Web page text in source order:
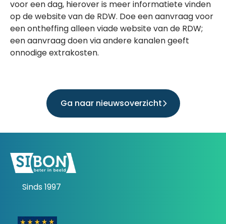
voor een dag, hierover is meer informatiete vinden
op de website van de RDW. Doe een aanvraag voor
een ontheffing alleen viade website van de RDW;
een aanvraag doen via andere kanalen geeft
onnodige extrakosten.
Ga naar nieuwsoverzicht
Sinds 1997